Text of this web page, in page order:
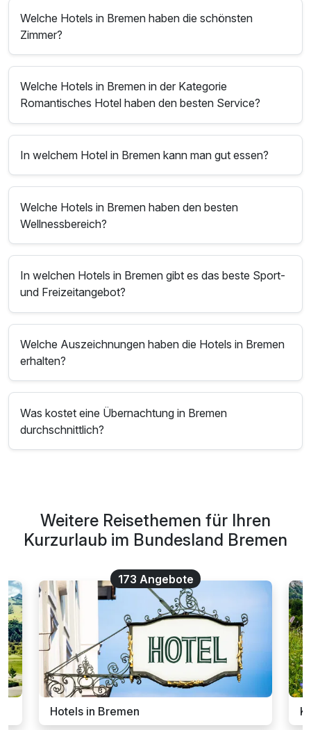
Welche Hotels in Bremen haben die schönsten
Zimmer?
Welche Hotels in Bremen in der Kategorie
Romantisches Hotel haben den besten Service?
In welchem Hotel in Bremen kann man gut essen?
Welche Hotels in Bremen haben den besten
Wellnessbereich?
In welchen Hotels in Bremen gibt es das beste Sport-
und Freizeitangebot?
Welche Auszeichnungen haben die Hotels in Bremen
erhalten?
Was kostet eine Übernachtung in Bremen
durchschnittlich?
Weitere Reisethemen für Ihren
Kurzurlaub im Bundesland Bremen
173 Angebote
Hotels in Bremen